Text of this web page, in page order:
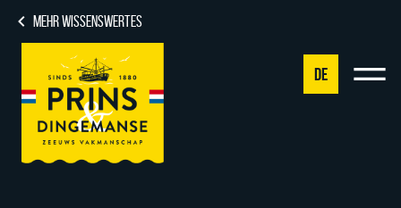
MEHR WISSENSWERTES
DE